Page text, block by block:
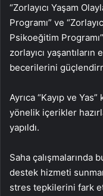
“Zorlayıcı Yaşam
Programı” ve
Psikoeğitim
zorlayıcı
becerilerini
Ayrıca “Kayıp ve
yönelik içerikler
yapıldı.
Saha çalışmalarında
destek hizmeti
stres tepkilerini fark